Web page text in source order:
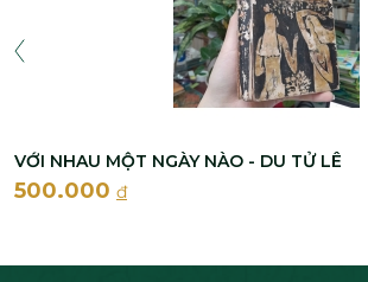
VỚI NHAU MỘT NGÀY NÀO - DU TỬ LÊ
500.000 đ